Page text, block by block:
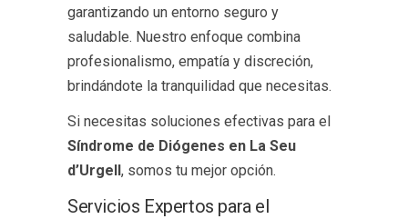
garantizando un entorno seguro y
saludable. Nuestro enfoque combina
profesionalismo, empatía y discreción,
brindándote la tranquilidad que necesitas.
Si necesitas soluciones efectivas para el
Síndrome de Diógenes en La Seu
d’Urgell , somos tu mejor opción.
Servicios Expertos para el